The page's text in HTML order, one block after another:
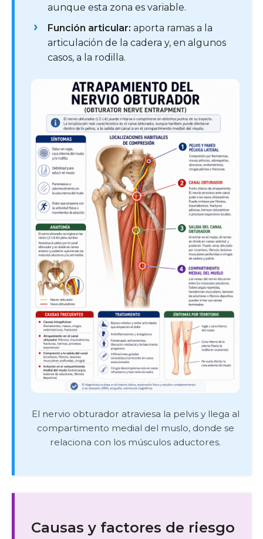
aunque esta zona es variable.
Función articular: aporta ramas a la
articulación de la cadera y, en algunos
casos, a la rodilla.
El nervio obturador atraviesa la pelvis y llega al
compartimento medial del muslo, donde se
relaciona con los músculos aductores.
Causas y factores de riesgo